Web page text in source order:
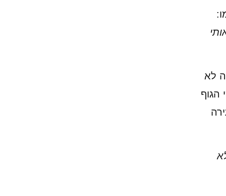
לא
הגוף